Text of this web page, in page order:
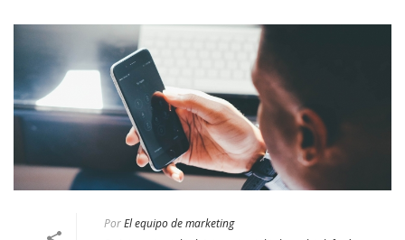
PorEl equipo de marketing